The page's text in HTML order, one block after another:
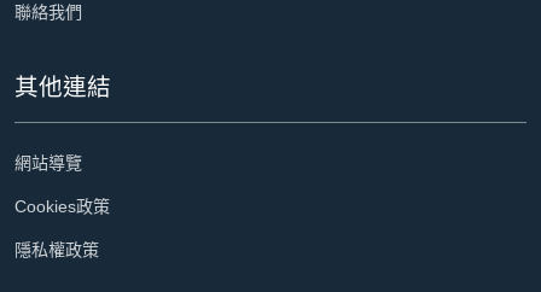
聯絡我們
其他連結
網站導覽
Cookies政策
隱私權政策